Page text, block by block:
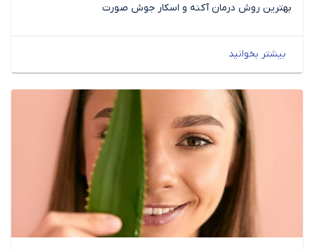
بهترین روش درمان آکنه و اسکار جوش صورت
بیشتر بخوانید